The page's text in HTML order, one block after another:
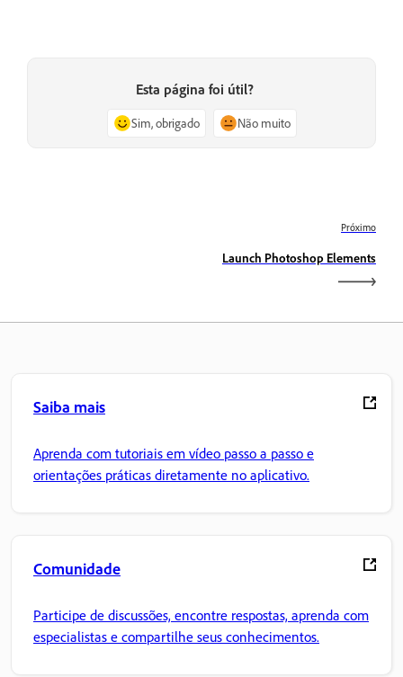
Esta página foi útil?
Sim, obrigado Não muito
Próximo
Launch Photoshop Elements
Saiba mais
Aprenda com tutoriais em vídeo passo a passo e
orientações práticas diretamente no aplicativo.
Comunidade
Participe de discussões, encontre respostas, aprenda com
especialistas e compartilhe seus conhecimentos.